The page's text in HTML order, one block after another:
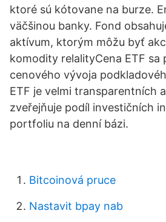
ktoré sú kótovane na burze.
väčšinou banky. Fond
aktívum, ktorým môžu byť
komodity relalityCena ETF sa
cenového vývoja
ETF je velmi transparentních
zveřejňuje podíl investičních
portfoliu na denní bázi.
Bitcoinová pruce
Nastavit bpay nab